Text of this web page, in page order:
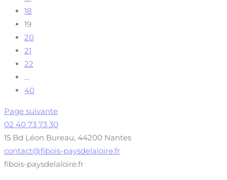
18
19
20
21
22
…
40
Page suivante
02 40 73 73 30
15 Bd Léon Bureau, 44200 Nantes
contact@fibois-paysdelaloire.fr
fibois-paysdelaloire.fr